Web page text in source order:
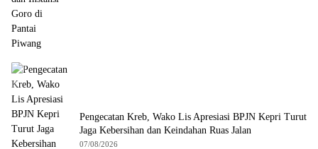
Pengecatan Kreb, Wako Lis Apresiasi BPJN Kepri Turut
Jaga Kebersihan dan Keindahan Ruas Jalan
07/08/2026